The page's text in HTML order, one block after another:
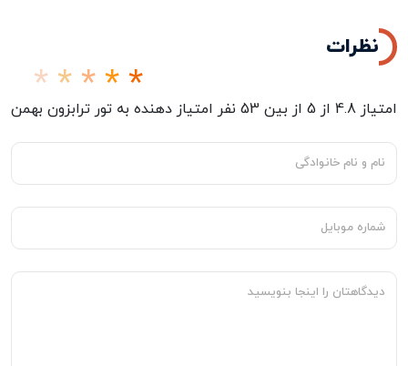
نظرات
امتیاز 4.8 از 5 از بین 53 نفر امتیاز دهنده به تور ترابزون بهمن